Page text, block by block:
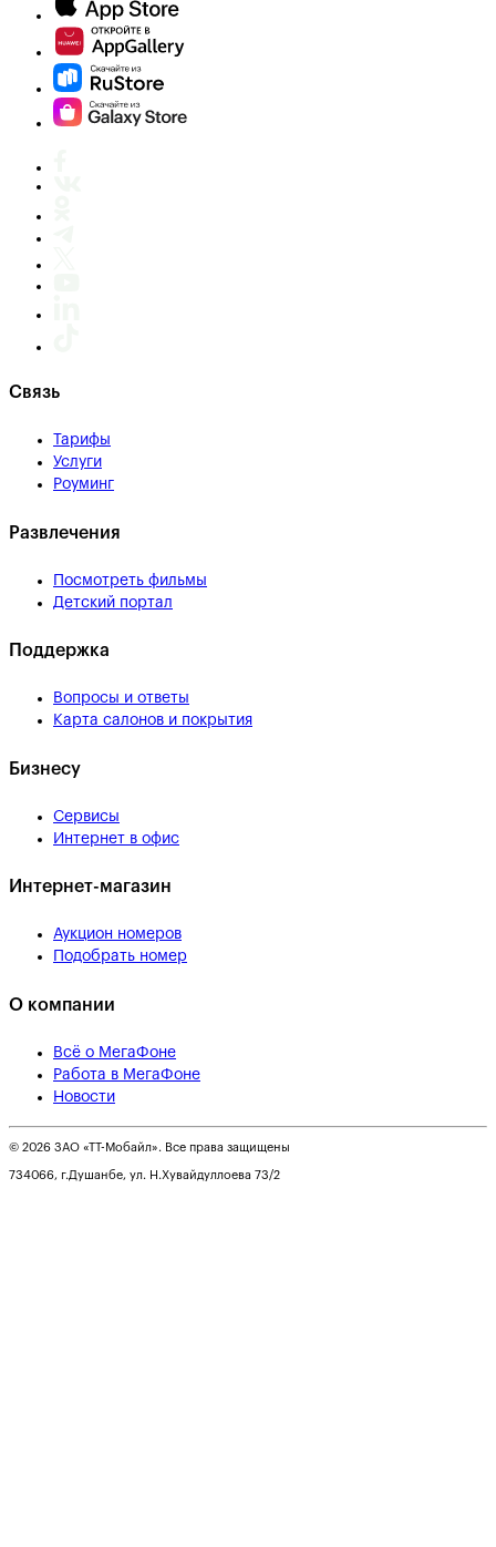
Связь
Тарифы
Услуги
Роуминг
Развлечения
Посмотреть фильмы
Детский портал
Поддержка
Вопросы и ответы
Карта салонов и покрытия
Бизнесу
Сервисы
Интернет в офис
Интернет-магазин
Аукцион номеров
Подобрать номер
О компании
Всё о МегаФоне
Работа в МегаФоне
Новости
© 2026 ЗАО «ТТ-Мобайл». Все права защищены
734066, г.Душанбе, ул. Н.Хувайдуллоева 73/2